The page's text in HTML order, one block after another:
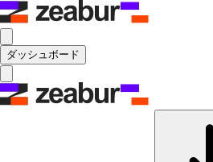
ダッシュボード